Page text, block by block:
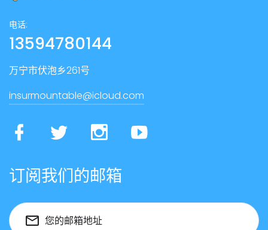
电话:
13594780144
万宁市伏泡乡261号
insurmountable@icloud.com
订阅我们的邮箱
您的邮箱地址